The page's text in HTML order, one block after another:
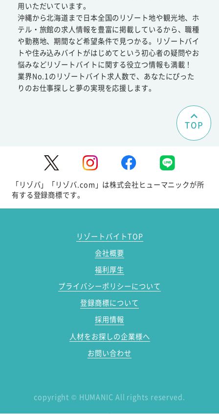
用いただいています。
沖縄から北海道まで日本全国のリゾート地や観光地、ホ
テル・旅館の求人情報を豊富に掲載しているから、職種
や勤務地、期間など希望条件で見つかる。リゾートバイ
トや住み込みバイトがはじめてという初心者の疑問やお
悩みなどリゾートバイトに関する役立つ情報も満載！
業界No.1のリゾートバイト求人数で、あなたにぴった
りのお仕事探しと夢の実現を応援します。
TOP
「リゾバ」「リゾバ.com」は株式会社ヒューマニックが所
有する登録商標です。
リゾートバイトTOP
会社概要
福利厚生
プライバシーポリシーについて
登録商標について
採用情報
人材をお探しの企業様へ
お問い合わせ
copyright © HUMANIC All rights reserved.